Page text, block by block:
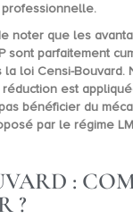
professionnelle.
noter que les
sont parfaitement
loi Censi-Bouvard.
est
bénéficier du
par le régime
:
?